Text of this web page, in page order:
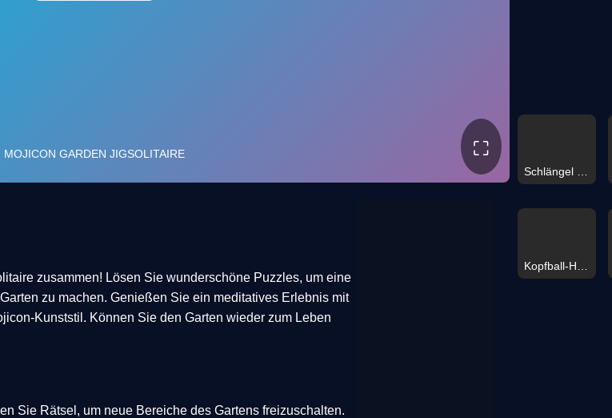
⛶
zusammen! Lösen Sie wunderschöne Puzzles, um eine
zu machen. Genießen Sie ein meditatives Erlebnis mit
Kunststil. Können Sie den Garten wieder zum Leben
Sie Rätsel, um neue Bereiche des Gartens freizuschalten.
Schlängel Mini Königreich